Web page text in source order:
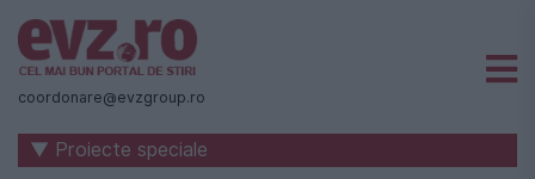
Știri
naționale
internaționale
coordonare@evzgroup.ro
▼ Proiecte speciale